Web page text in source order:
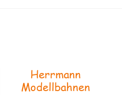
Herrmann
Modellbahnen